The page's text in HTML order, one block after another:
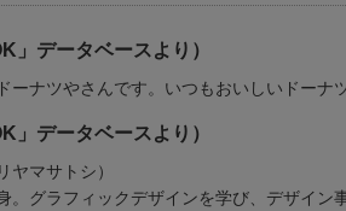
」データベースより）
ーナツやさんです。いつもおいしいドーナ
」データベースより）
ヤマサトシ）
。グラフィックデザインを学び、デザイ